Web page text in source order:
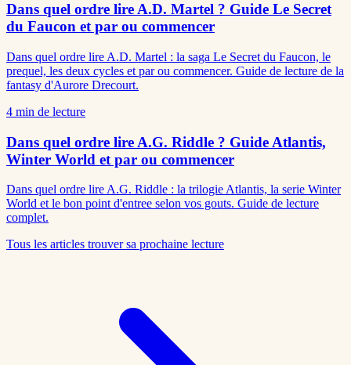
Dans quel ordre lire A.D. Martel ? Guide Le Secret
du Faucon et par ou commencer
Dans quel ordre lire A.D. Martel : la saga Le Secret du Faucon, le
prequel, les deux cycles et par ou commencer. Guide de lecture de la
fantasy d'Aurore Drecourt.
4 min de lecture
Dans quel ordre lire A.G. Riddle ? Guide Atlantis,
Winter World et par ou commencer
Dans quel ordre lire A.G. Riddle : la trilogie Atlantis, la serie Winter
World et le bon point d'entree selon vos gouts. Guide de lecture
complet.
Tous les articles trouver sa prochaine lecture